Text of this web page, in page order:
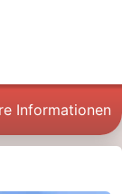
Informationen